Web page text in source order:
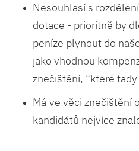
Nesouhlasí s
dotace - prioritně by
peníze plynout do
jako vhodnou
znečištění, “které
Má ve věci znečištění
kandidátů nejvíce